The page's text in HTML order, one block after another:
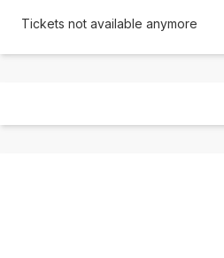
Tickets not available anymore